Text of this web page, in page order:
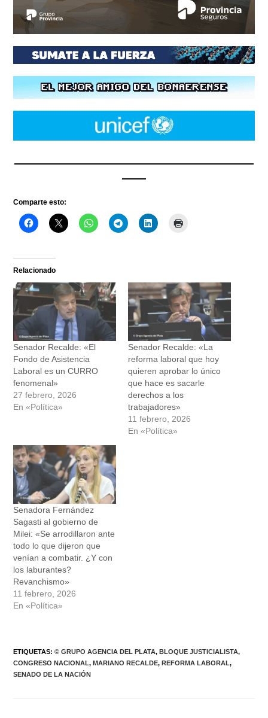
Comparte esto:
Relacionado
Senador Recalde: «El
Fondo de Asistencia
Laboral es un CURRO
fenomenal»
27 febrero, 2026
En «Política»
Senador Recalde: «La
reforma laboral que hoy
quieren aprobar lo único
que hace es sacarle
derechos a los
trabajadores»
11 febrero, 2026
En «Política»
Senadora Fernández
Sagasti al gobierno de
Milei: «Se arrodillaron ante
todo lo que dijeron que
venían a combatir. ¿Y con
los laburantes?
Revanchismo»
11 febrero, 2026
En «Política»
ETIQUETAS:© GRUPO AGENCIA DEL PLATA, BLOQUE JUSTICIALISTA,
CONGRESO NACIONAL, MARIANO RECALDE, REFORMA LABORAL,
SENADO DE LA NACIÓN